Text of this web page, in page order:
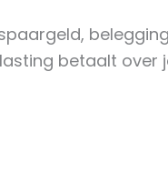
betaalt